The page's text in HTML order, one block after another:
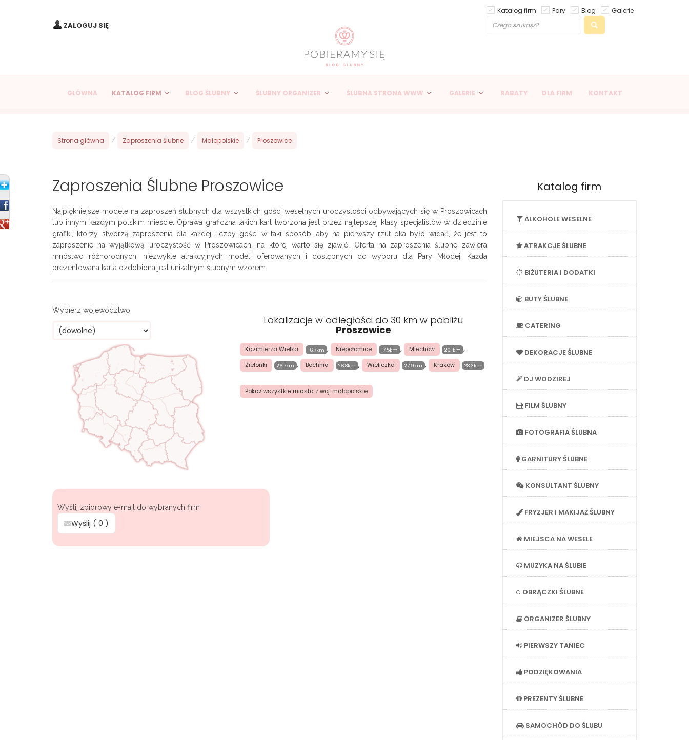
ZALOGUJ SIĘ
Katalog firm Pary Blog Galerie
GŁÓWNA KATALOG FIRM BLOG ŚLUBNY ŚLUBNY ORGANIZER ŚLUBNA STRONA WWW GALERIE RABATY DLA FIRM KONTAKT
Strona główna / Zaproszenia ślubne / Małopolskie / Proszowice
Zaproszenia Ślubne Proszowice
Najpiękniejsze modele na zaproszeń ślubnych dla wszystkich gości weselnych uroczystości odbywających się w Proszowicach
lub innym każdym polskim mieście. Oprawa graficzna takich kart tworzona jest przez najlepszej klasy specjalistów w dziedzinie
grafiki, którzy stworzą zaproszenia dla każdej liczby gości w taki sposób, aby na pierwszy rzut oka było widać, że jest to
zaproszenie na wyjątkową uroczystość w Proszowicach, na której warto się zjawić. Oferta na zaproszenia ślubne zawiera
mnóstwo różnorodnych, niezwykle atrakcyjnych modeli oferowanych i dostępnych do wyboru dla Pary Młodej. Każda
prezentowana karta ozdobiona jest unikalnym ślubnym wzorem.
Wybierz województwo:
Lokalizacje w odległości do 30 km w pobliżu
Proszowice
Kazimierza Wielka 16.7km , Niepołomice 17.5km , Miechów 26.1km ,
Zielonki 26.7km , Bochnia 26.8km , Wieliczka 27.9km , Kraków 28.3km
Pokaż wszystkie miasta z woj. małopolskie
Wyślij zbiorowy e-mail do wybranych firm
Wyślij ( 0 )
Katalog firm
ALKOHOLE WESELNE
ATRAKCJE ŚLUBNE
BIŻUTERIA I DODATKI
BUTY ŚLUBNE
CATERING
DEKORACJE ŚLUBNE
DJ WODZIREJ
FILM ŚLUBNY
FOTOGRAFIA ŚLUBNA
GARNITURY ŚLUBNE
KONSULTANT ŚLUBNY
FRYZJER I MAKIJAŻ ŚLUBNY
MIEJSCA NA WESELE
MUZYKA NA ŚLUBIE
OBRĄCZKI ŚLUBNE
ORGANIZER ŚLUBNY
PIERWSZY TANIEC
PODZIĘKOWANIA
PREZENTY ŚLUBNE
SAMOCHÓD DO ŚLUBU